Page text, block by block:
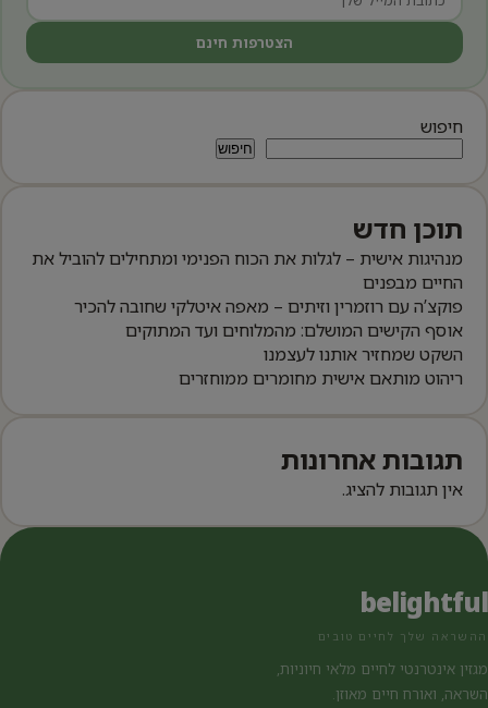
הצטרפות חינם
חיפוש
חיפוש
תוכן חדש
מנהיגות אישית – לגלות את הכוח הפנימי ומתחילים להוביל את
החיים מבפנים
פוקצ’ה עם רוזמרין וזיתים – מאפה איטלקי שחובה להכיר
אוסף הקישים המושלם: מהמלוחים ועד המתוקים
השקט שמחזיר אותנו לעצמנו
ריהוט מותאם אישית מחומרים ממוחזרים
תגובות אחרונות
אין תגובות להציג.
belightful
ההשראה שלך לחיים טובים
מגזין אינטרנטי לחיים מלאי חיוניות,
השראה, ואורח חיים מאוזן.